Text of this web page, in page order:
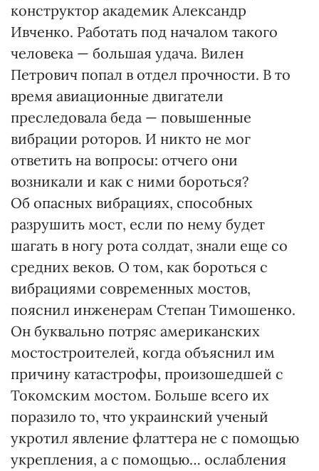
конструктор академик Александр
Ивченко. Работать под началом такого
человека — большая удача. Вилен
Петрович попал в отдел прочности. В то
время авиационные двигатели
преследовала беда — повышенные
вибрации роторов. И никто не мог
ответить на вопросы: отчего они
возникали и как с ними бороться?
Об опасных вибрациях, способных
разрушить мост, если по нему будет
шагать в ногу рота солдат, знали еще со
средних веков. О том, как бороться с
вибрациями современных мостов,
пояснил инженерам Степан Тимошенко.
Он буквально потряс американских
мостостроителей, когда объяснил им
причину катастрофы, произошедшей с
Токомским мостом. Больше всего их
поразило то, что украинский ученый
укротил явление флаттера не с помощью
укрепления, а с помощью… ослабления